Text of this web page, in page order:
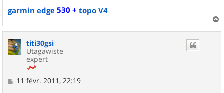
garmin edge530 + topo V4
a
titi30gsi
Utagawiste
expert
M11 févr. 2011, 22:19